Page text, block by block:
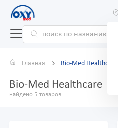
Главная Bio-Med Healthcare
Bio-Med Healthcare
найдено 5 товаров